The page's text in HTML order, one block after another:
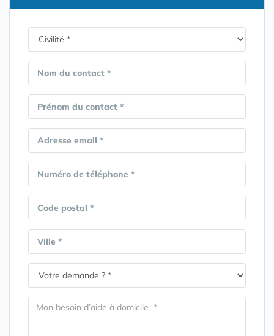
Nom du contact *
Prénom du contact *
Adresse email *
Numéro de téléphone *
Code postal *
Ville *